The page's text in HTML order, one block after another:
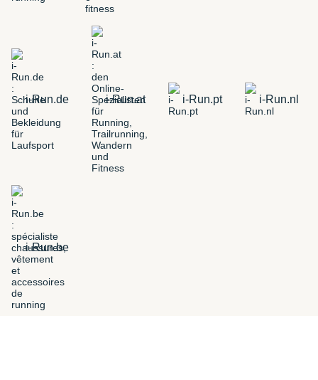
i-Run.de i-Run.at i-Run.pt i-Run.nl
i-Run.be